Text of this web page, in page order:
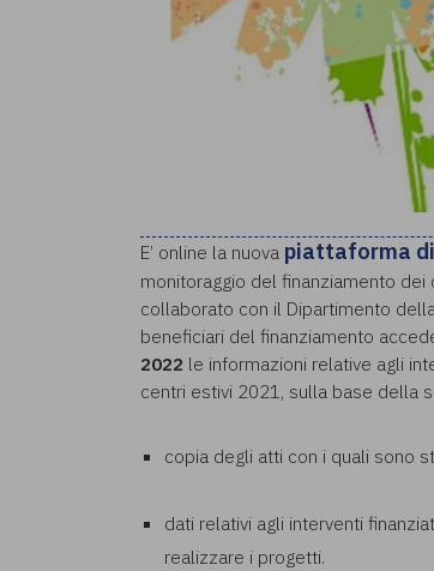
E’ online la nuova piattaforma
monitoraggio del finanziamento
collaborato con il Dipartimento
beneficiari del finanziamento
2022 le informazioni relative agli
centri estivi 2021, sulla base della
copia degli atti con i quali sono
dati relativi agli interventi
realizzare i progetti.